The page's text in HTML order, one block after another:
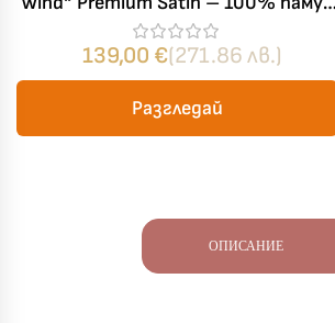
– 300 TC – 6 части – за спалня
139,00 €(271.86 лв.)
Разгледай
ОПИСАНИЕ